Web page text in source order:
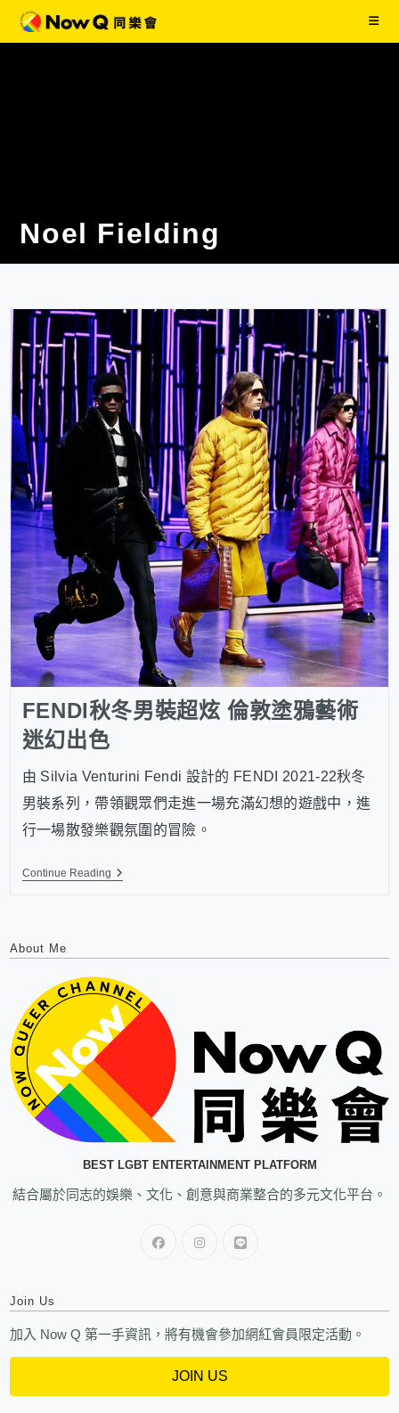
Noel Fielding
FENDI秋冬男裝超炫 倫敦塗鴉藝術
迷幻出色
由 Silvia Venturini Fendi 設計的 FENDI 2021-22秋冬
男裝系列，帶領觀眾們走進一場充滿幻想的遊戲中，進
行一場散發樂觀氛圍的冒險。
Continue Reading
About Me
BEST LGBT ENTERTAINMENT PLATFORM
結合屬於同志的娛樂、文化、創意與商業整合的多元文化平台。
Join Us
加入 Now Q 第一手資訊，將有機會參加網紅會員限定活動。
JOIN US